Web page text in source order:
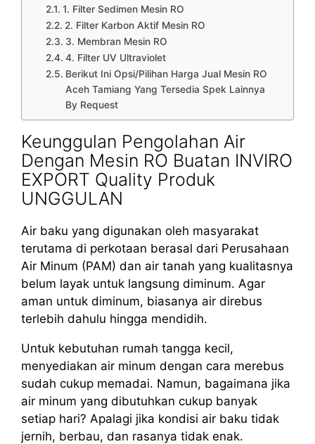
1. Filter Sedimen Mesin RO
2. Filter Karbon Aktif Mesin RO
3. Membran Mesin RO
4. Filter UV Ultraviolet
Berikut Ini Opsi/Pilihan Harga Jual Mesin RO
Aceh Tamiang Yang Tersedia Spek Lainnya
By Request
Keunggulan Pengolahan Air
Dengan Mesin RO Buatan INVIRO
EXPORT Quality Produk
UNGGULAN
Air baku yang digunakan oleh masyarakat
terutama di perkotaan berasal dari Perusahaan
Air Minum (PAM) dan air tanah yang kualitasnya
belum layak untuk langsung diminum. Agar
aman untuk diminum, biasanya air direbus
terlebih dahulu hingga mendidih.
Untuk kebutuhan rumah tangga kecil,
menyediakan air minum dengan cara merebus
sudah cukup memadai. Namun, bagaimana jika
air minum yang dibutuhkan cukup banyak
setiap hari? Apalagi jika kondisi air baku tidak
jernih, berbau, dan rasanya tidak enak.